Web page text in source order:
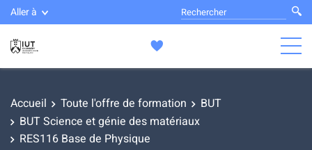
Aller à
Accueil Toute l'offre de formation
BUT
BUT Science et génie des matériaux
RES116 Base de Physique